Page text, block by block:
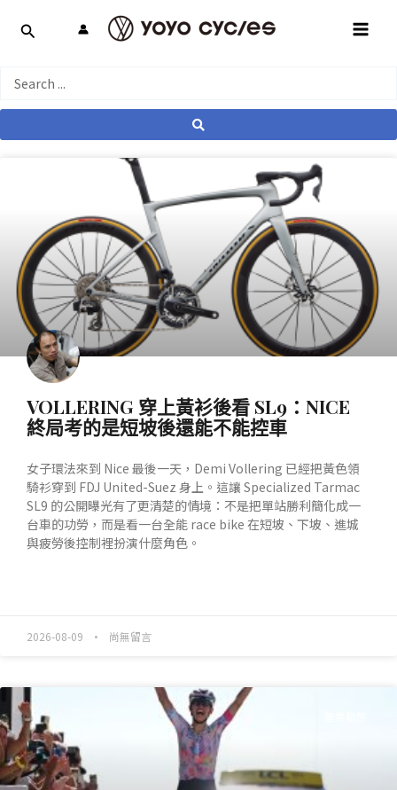
Search
VOLLERING 穿上黃衫後看 SL9：NICE
終局考的是短坡後還能不能控車
女子環法來到 Nice 最後一天，Demi Vollering 已經把黃色領
騎衫穿到 FDJ United-Suez 身上。這讓 Specialized Tarmac
SL9 的公開曝光有了更清楚的情境：不是把單站勝利簡化成一
台車的功勞，而是看一台全能 race bike 在短坡、下坡、進城
與疲勞後控制裡扮演什麼角色。
2026-08-09 尚無留言